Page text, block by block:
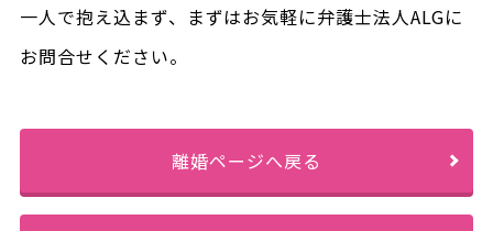
一人で抱え込まず、まずはお気軽に弁護士法人ALGに
お問合せください。
離婚ページへ戻る